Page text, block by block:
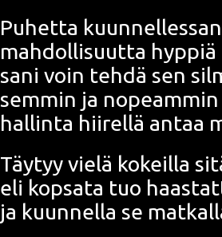
Puhet­ta
mah­dol­li­suut­ta
sa­ni voin teh­dä sen
sem­min ja
hal­lin­ta hii­rel­lä antaa
Täy­tyy vie­lä kokeil­la
eli kop­sa­ta tuo
ja kuun­nel­la se